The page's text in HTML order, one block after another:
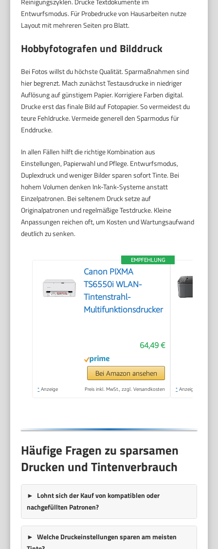
Entwurfsmodus. Für Probedrucke von Hausarbeiten nutze
Layout mit mehreren Seiten pro Blatt.
Hobbyfotografen und Bilddruck
Bei Fotos willst du höchste Qualität. Sparmaßnahmen sind
hier begrenzt. Mach zunächst Testausdrucke in niedriger
Auflösung auf günstigem Papier. Korrigiere Farben digital.
Drucke erst das finale Bild auf Fotopapier. So vermeidest du
teure Fehldrucke. Vermeide generell den Sparmodus für
Enddrucke.
In allen Fällen hilft die richtige Kombination aus
Einstellungen, Papierwahl und Pflege. Entwurfsmodus,
Duplexdruck und weniger Bilder sparen sofort Tinte. Bei
hohem Volumen denken Ink-Tank-Systeme anstatt
Einzelpatronen. Bei seltenem Druck setze auf
Originalpatronen und regelmäßige Testdrucke. Kleine
Anpassungen reichen oft, um Kosten und Wartungsaufwand
deutlich zu senken.
EMPFEHLUNG
Canon PIXMA
TS6550i WLAN-
Tintenstrahl-
Multifunktionsdrucker
64,49 €
Bei Amazon ansehen
* Anzeige Preis inkl. MwSt., zzgl. Versandkosten * Anzeige
Häufige Fragen zu sparsamen
Drucken und Tintenverbrauch
Lohnt sich der Kauf von kompatiblen oder
nachgefüllten Patronen?
Welche Druckeinstellungen sparen am meisten